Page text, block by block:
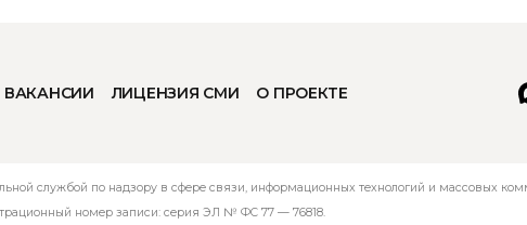
ВАКАНСИИ ЛИЦЕНЗИЯ СМИ О ПРОЕКТЕ
службой по надзору в сфере связи, информационных технологий и массовых
номер записи: серия ЭЛ № ФС 77 — 76818.